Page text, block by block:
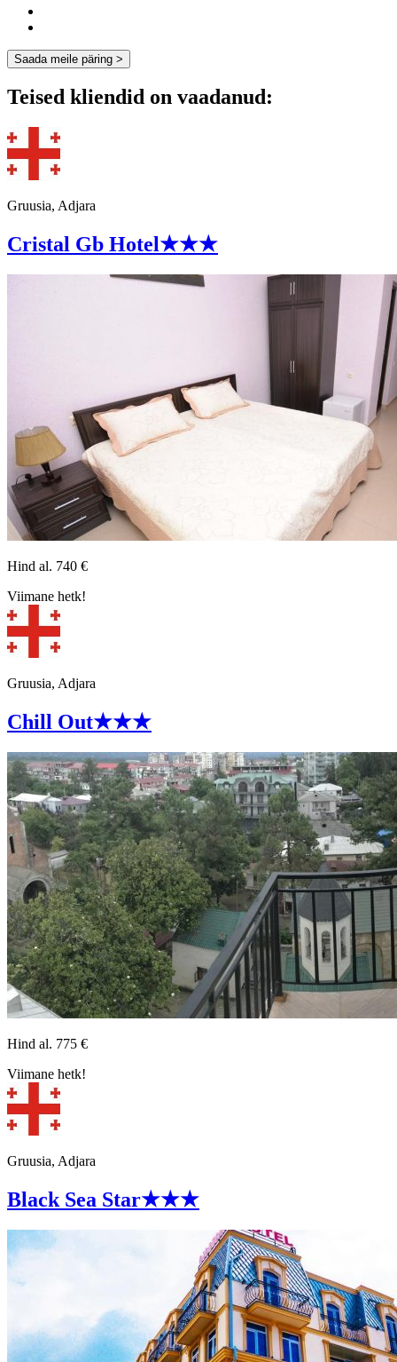
Teised kliendid on vaadanud:
Gruusia, Adjara
Cristal Gb Hotel★★★
Hind al. 740 €
Viimane hetk!
Gruusia, Adjara
Chill Out★★★
Hind al. 775 €
Viimane hetk!
Gruusia, Adjara
Black Sea Star★★★